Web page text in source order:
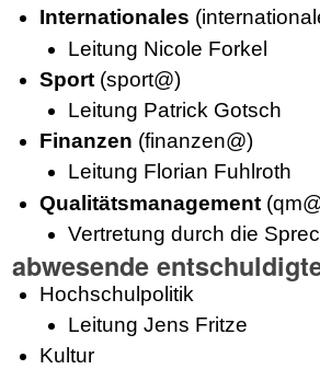
Internationales
Leitung Nicole Forkel
Sport (sport@)
Leitung Patrick Gotsch
Finanzen (finanzen@)
Leitung Florian Fuhlroth
Qualitätsmanagement
Vertretung durch die
abwesende
Hochschulpolitik
Leitung Jens Fritze
Kultur